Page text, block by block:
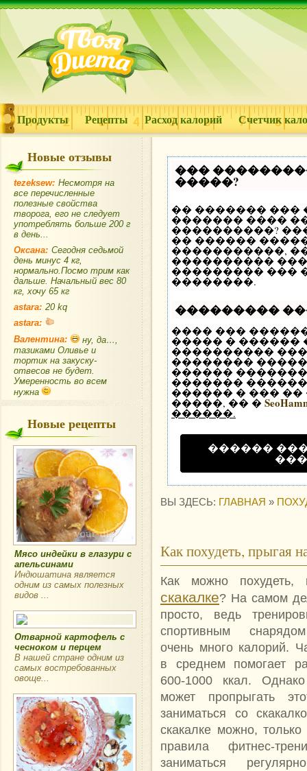
Продукты Рецепты Расход калорий Счетчик
Новые отзывы
tezeksew: Несмотря на
все перечисленные
полезные свойства
творога, его не следует
употреблять больше 200 г
в день...
Оксана: Сегодня седьмой
день минус 4 кг,
нормально.Посмо трим как
дальше. Начальный вес 80
кг, хочу 65 кг
astara: 20 kq
astara:
Валентина:
ну, да…,
тазиками Оливье и
тортик на закуску-
отвесов не будет.
Умеренность во всем
нужна
Новые рецепты
Мясо индейки в глазури с
апельсинами
Индюшатина является
одним из самых полезных
видов ...
Отварной картофель с
чесноком и перцем
В нашей стране одним из
самых востребованных
овоще...
���
�����?
�� ������� ���
������� ����
����������?
�� ������
�����������,
����������
��������� ���
��������.
���������
���� ���
����� � ������
����������
��������
������
������� ������
������ � ��� ��
�����, �� �
������.
������
ВЫ ЗДЕСЬ: ГЛАВНАЯ »
Как похудеть, прыгая
Как можно похудеть,
скакалке? На самом
просто, ведь
спортивным
очень много калорий.
в среднем помогает
600-1000 ккал.
может пропрыгать
заниматься со
скакалке можно,
правила фитнес-
заниматься